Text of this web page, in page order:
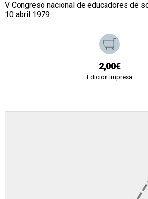
V Congreso nacional de educadores de
10 abril 1979
2,00€
Edición impresa